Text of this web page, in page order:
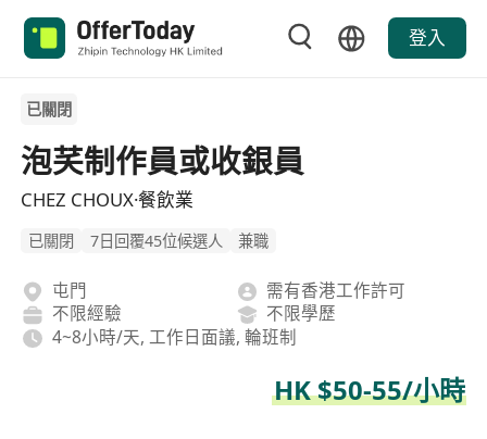
登入
已關閉
泡芺制作員或收銀員
CHEZ CHOUX·餐飲業
已關閉 7日回覆45位候選人 兼職
屯門
需有香港工作許可
不限經驗
不限學歷
4~8小時/天, 工作日面議, 輪班制
HK $50-55/小時